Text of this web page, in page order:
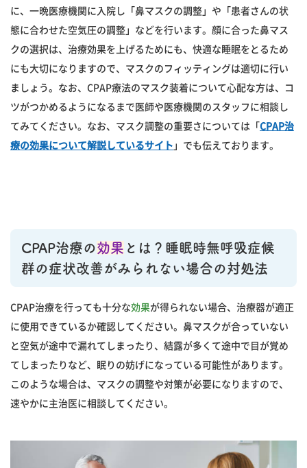
に、一晩医療機関に入院し「鼻マスクの調整」や「患者さんの状
態に合わせた空気圧の調整」などを行います。顔に合った鼻マス
クの選択は、治療効果を上げるためにも、快適な睡眠をとるため
にも大切になりますので、マスクのフィッティングは適切に行い
ましょう。なお、CPAP療法のマスク装着について心配な方は、コ
ツがつかめるようになるまで医師や医療機関のスタッフに相談し
てみてください。なお、マスク調整の重要さについては「 CPAP治
療の効果について解説しているサイト 」でも伝えております。
CPAP治療の効果 とは？睡眠時無呼吸症候
群の症状改善がみられない場合の対処法
CPAP治療を行っても十分な効果が得られない場合、治療器が適正
に使用できているか確認してください。鼻マスクが合っていない
と空気が途中で漏れてしまったり、結露が多くて途中で目が覚め
てしまったりなど、眠りの妨げになっている可能性があります。
このような場合は、マスクの調整や対策が必要になりますので、
速やかに主治医に相談してください。